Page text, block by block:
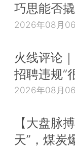
巧思能否
2026年08月
火线评论
招聘违规”
2026年08月
【大盘脉
天”，煤炭